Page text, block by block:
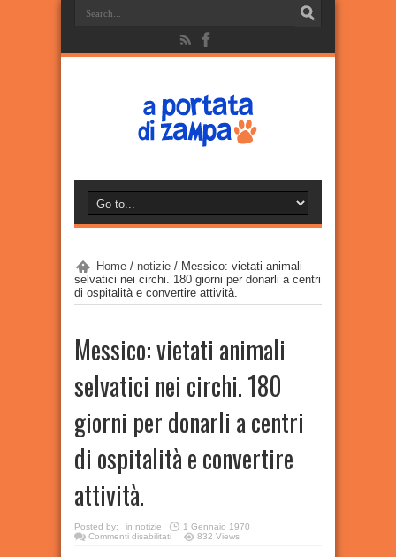
Home / notizie / Messico: vietati animali
selvatici nei circhi. 180 giorni per donarli a centri
di ospitalità e convertire attività.
Messico: vietati animali
selvatici nei circhi. 180
giorni per donarli a centri
di ospitalità e convertire
attività.
Posted by: in notizie
1 Gennaio 1970
Commenti disabilitatisu
832 Views